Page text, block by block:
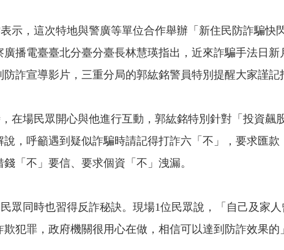
，這次特地與警廣等單位合作舉辦「新住民防詐騙快
播電臺臺北分臺分臺長林慧瑛指出，近來詐騙手法日
詐宣導影片，三重分局的郭紘銘警員特別提醒大家謹記
場民眾開心與他進行互動，郭紘銘特別針對「投資飆
，呼籲遇到疑似詐騙時請記得打詐六「不」，要求匯
「不」要信、要求個資「不」洩漏。
眾同時也習得反詐秘訣。現場1位民眾說，「自己及家
犯罪，政府機關很用心在做，相信可以達到防詐效果的